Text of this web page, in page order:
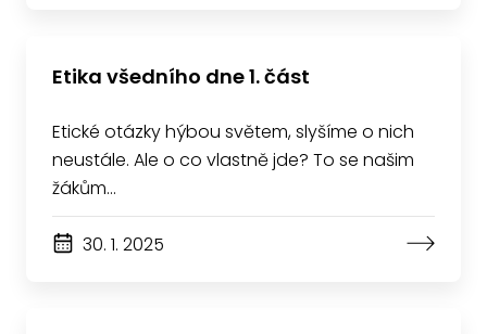
Etika všedního dne 1. část
Etické otázky hýbou světem, slyšíme o nich
neustále. Ale o co vlastně jde? To se našim
žákům…
30. 1. 2025